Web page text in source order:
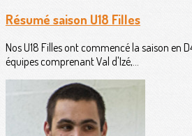
Résumé saison U18 Filles
Nos U18 Filles ont commencé la saison en
équipes comprenant Val d'Izé,...